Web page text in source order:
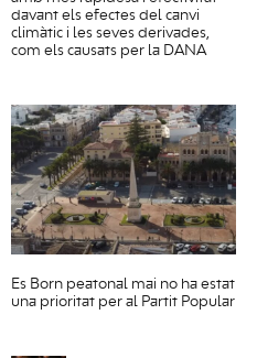
davant els efectes del canvi
climàtic i les seves derivades,
com els causats per la DANA
Es Born peatonal mai no ha estat
una prioritat per al Partit Popular